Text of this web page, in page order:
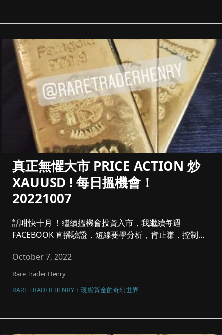
真正無懼大市 PRICE ACTION 炒
XAUUSD ! 每日搵機會！
20221007
話咁快十月 ！繼續搵機會投資入市，我繼續每週
FACEBOOK 直播驗證，短線要學分析，肯止賺，控制注
October 7, 2022
Rare Trader Henry
RARE TRADER HENRY：現貨黃金的奇幻世界